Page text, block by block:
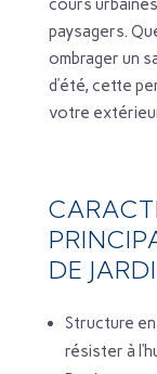
cours
paysagers.
ombrager un
d’été, cette
votre
DE
Structure
résister à